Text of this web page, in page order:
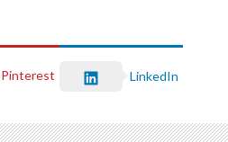
Pinterest LinkedIn